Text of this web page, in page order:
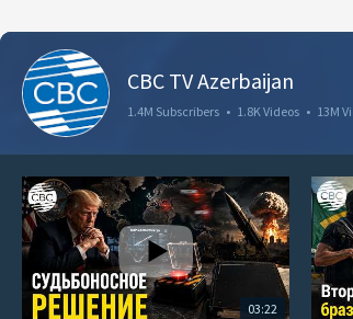
CBC TV Azerbaijan
1.4M Subscribers • 1.8K Videos • 13M
03:22